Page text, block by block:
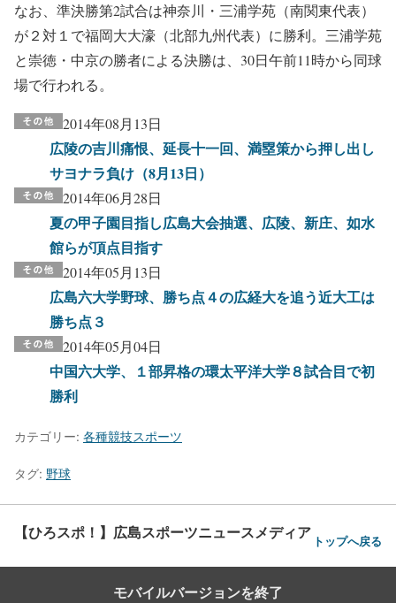
なお、準決勝第2試合は神奈川・三浦学苑（南関東代表）
が２対１で福岡大大濠（北部九州代表）に勝利。三浦学苑
と崇徳・中京の勝者による決勝は、30日午前11時から同球
場で行われる。
2014年08月13日
広陵の吉川痛恨、延長十一回、満塁策から押し出し
サヨナラ負け（8月13日）
2014年06月28日
夏の甲子園目指し広島大会抽選、広陵、新庄、如水
館らが頂点目指す
2014年05月13日
広島六大学野球、勝ち点４の広経大を追う近大工は
勝ち点３
2014年05月04日
中国六大学、１部昇格の環太平洋大学８試合目で初
勝利
カテゴリー: 各種競技スポーツ
タグ: 野球
【ひろスポ！】広島スポーツニュースメディア トップへ戻る
モバイルバージョンを終了